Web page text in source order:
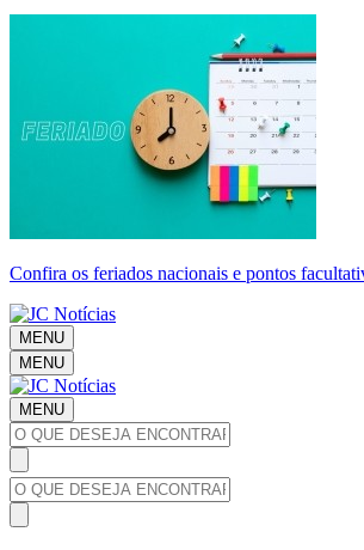
Confira os feriados nacionais e pontos
MENU
MENU
MENU